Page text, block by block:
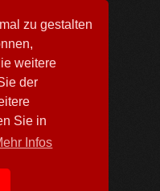
zu gestalten
weitere
der
Sie in
Infos